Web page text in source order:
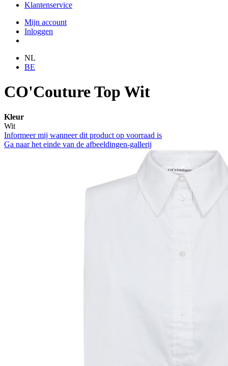
Klantenservice
Mijn account
Inloggen
NL
BE
CO'Couture Top Wit
Kleur
Wit
Informeer mij wanneer dit product op voorraad is
Ga naar het einde van de afbeeldingen-gallerij